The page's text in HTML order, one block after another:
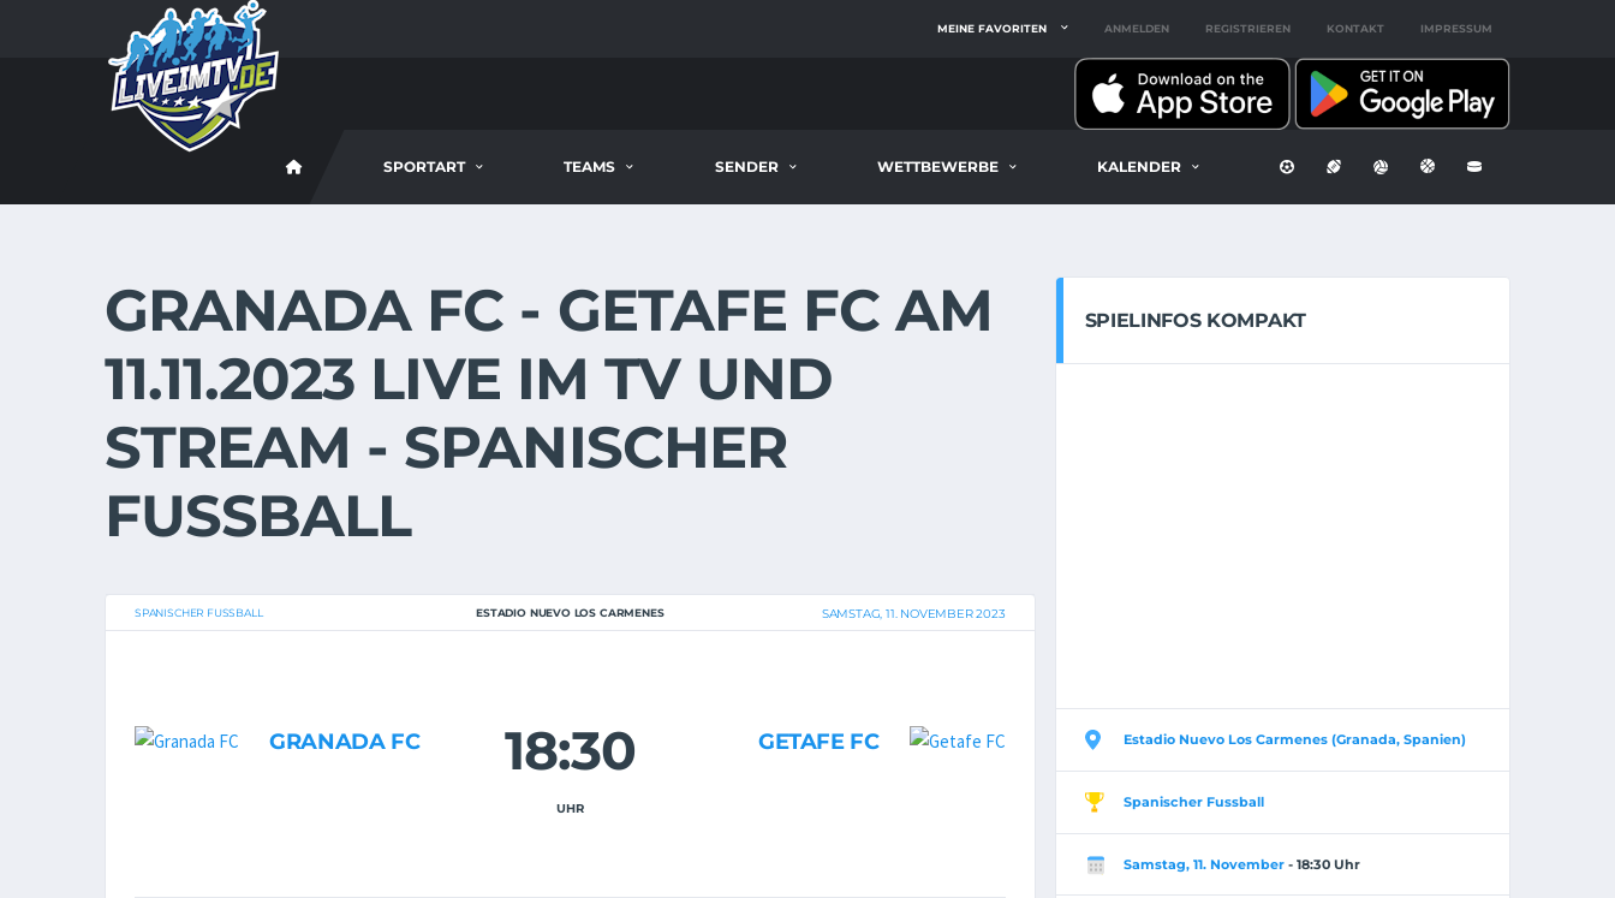
MEINE FAVORITEN ANMELDEN REGISTRIEREN KONTAKT IMPRESSUM
SPORTART TEAMS SENDER WETTBEWERBE KALENDER
GRANADA FC - GETAFE FC AM
11.11.2023 LIVE IM TV UND
STREAM - SPANISCHER
FUSSBALL
SPANISCHER FUSSBALL ESTADIO NUEVO LOS CARMENES SAMSTAG, 11. NOVEMBER 2023
GRANADA FC 18:30
UHR
GETAFE FC
SPIELINFOS KOMPAKT
Estadio Nuevo Los Carmenes (Granada, Spanien)
Spanischer Fussball
Samstag, 11. November- 18:30 Uhr